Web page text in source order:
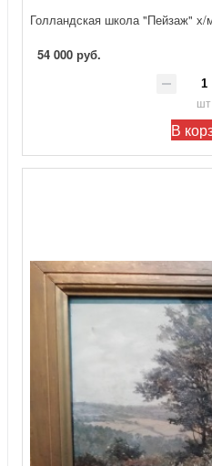
Голландская школа "Пейзаж" х/
54 000 руб.
шт
В